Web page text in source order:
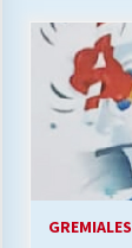
GREMIALES